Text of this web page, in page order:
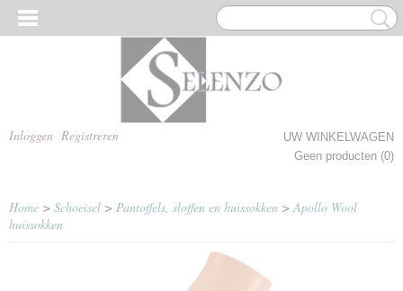
Inloggen Registreren
UW WINKELWAGEN
Geen producten (0)
Home > Schoeisel > Pantoffels, sloffen en huissokken >Apollo Wool
huissokken